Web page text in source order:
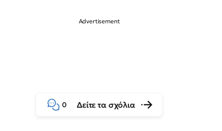
0 Δείτε τα σχόλια